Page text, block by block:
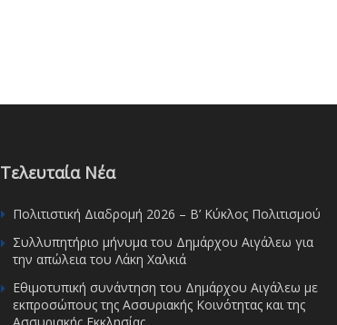
Τελευταία Νέα
Πολιτιστική Διαδρομή 2026 – Β’ Κύκλος Πολιτισμού
Συλλυπητήριο μήνυμα του Δημάρχου Αιγάλεω για
την απώλεια του Λάκη Χαλκιά
Εθιμοτυπική συνάντηση του Δημάρχου Αιγάλεω με
εκπροσώπους της Ασσυριακής Κοινότητας και της